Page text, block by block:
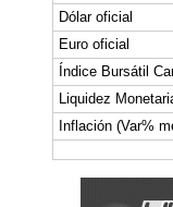
Dólar oficial
Euro oficial
Índice Bursátil
Liquidez
Inflación (Var%